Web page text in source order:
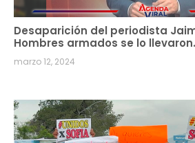
Desaparición del periodista
Hombres armados se lo llevaron.
marzo 12, 2024